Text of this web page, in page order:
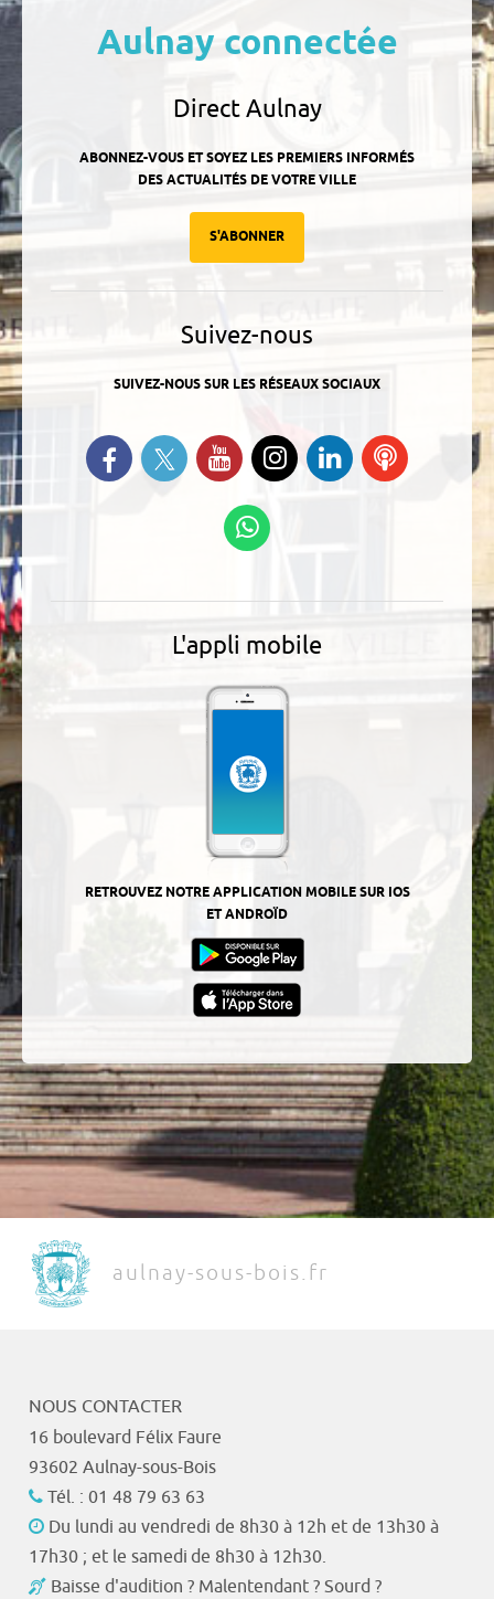
Aulnay connectée
Direct Aulnay
ABONNEZ-VOUS ET SOYEZ LES PREMIERS INFORMÉS
DES ACTUALITÉS DE VOTRE VILLE
S'ABONNER
Suivez-nous
SUIVEZ-NOUS SUR LES RÉSEAUX SOCIAUX
Retrouvez-nous sur Facebook
Suivez-nous sur Twitter
Suivez-nous sur YouTube
Suivez-nous sur
Instagram
Retrouvez-
nous sur
Ecoutez
L'appli mobile
RETROUVEZ NOTRE APPLICATION MOBILE SUR IOS
ET ANDROÏD
aulnay-sous-bois.fr
NOUS CONTACTER
16 boulevard Félix Faure
93602 Aulnay-sous-Bois
Tél. : 01 48 79 63 63
Du lundi au vendredi de 8h30 à 12h et de 13h30 à
17h30 ; et le samedi de 8h30 à 12h30.
Baisse d'audition ? Malentendant ? Sourd ?